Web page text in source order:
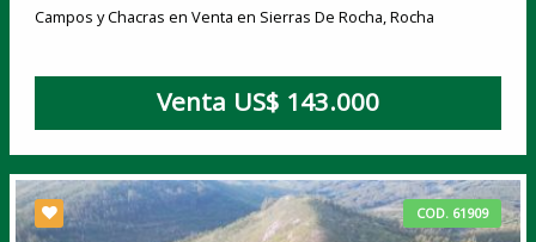
Campos y Chacras en Venta en Sierras De Rocha, Rocha
Venta US$ 143.000
COD. 61909